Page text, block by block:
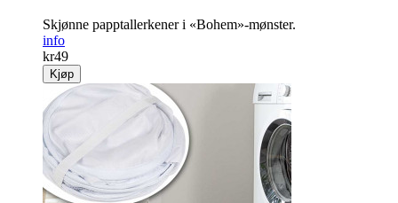
Skjønne papptallerkener i «Bohem»-mønster.
info
kr49
Kjøp